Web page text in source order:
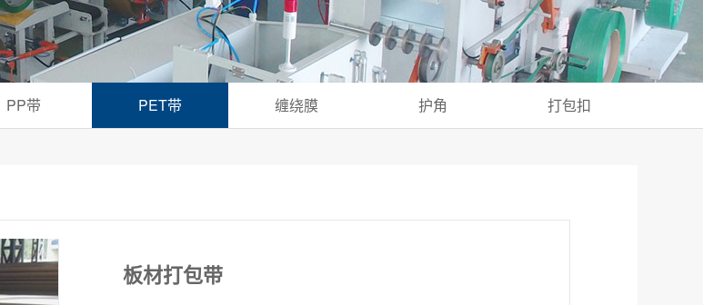
PP带 PET带 缠绕膜 护角 打包扣
板材打包带